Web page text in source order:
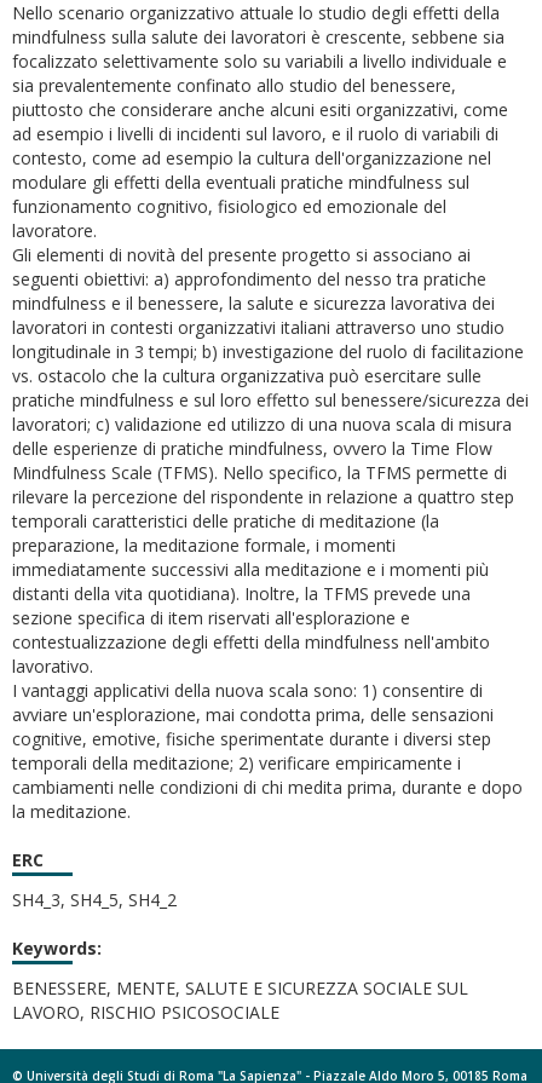
Nello scenario organizzativo attuale lo studio degli effetti della
mindfulness sulla salute dei lavoratori è crescente, sebbene sia
focalizzato selettivamente solo su variabili a livello individuale e
sia prevalentemente confinato allo studio del benessere,
piuttosto che considerare anche alcuni esiti organizzativi, come
ad esempio i livelli di incidenti sul lavoro, e il ruolo di variabili di
contesto, come ad esempio la cultura dell'organizzazione nel
modulare gli effetti della eventuali pratiche mindfulness sul
funzionamento cognitivo, fisiologico ed emozionale del
lavoratore.
Gli elementi di novità del presente progetto si associano ai
seguenti obiettivi: a) approfondimento del nesso tra pratiche
mindfulness e il benessere, la salute e sicurezza lavorativa dei
lavoratori in contesti organizzativi italiani attraverso uno studio
longitudinale in 3 tempi; b) investigazione del ruolo di facilitazione
vs. ostacolo che la cultura organizzativa può esercitare sulle
pratiche mindfulness e sul loro effetto sul benessere/sicurezza dei
lavoratori; c) validazione ed utilizzo di una nuova scala di misura
delle esperienze di pratiche mindfulness, ovvero la Time Flow
Mindfulness Scale (TFMS). Nello specifico, la TFMS permette di
rilevare la percezione del rispondente in relazione a quattro step
temporali caratteristici delle pratiche di meditazione (la
preparazione, la meditazione formale, i momenti
immediatamente successivi alla meditazione e i momenti più
distanti della vita quotidiana). Inoltre, la TFMS prevede una
sezione specifica di item riservati all'esplorazione e
contestualizzazione degli effetti della mindfulness nell'ambito
lavorativo.
I vantaggi applicativi della nuova scala sono: 1) consentire di
avviare un'esplorazione, mai condotta prima, delle sensazioni
cognitive, emotive, fisiche sperimentate durante i diversi step
temporali della meditazione; 2) verificare empiricamente i
cambiamenti nelle condizioni di chi medita prima, durante e dopo
la meditazione.
ERC
SH4_3, SH4_5, SH4_2
Keywords:
BENESSERE, MENTE, SALUTE E SICUREZZA SOCIALE SUL
LAVORO, RISCHIO PSICOSOCIALE
© Università degli Studi di Roma "La Sapienza" - Piazzale Aldo Moro 5, 00185 Roma